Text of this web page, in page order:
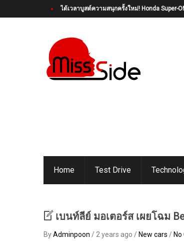
ได้เวลาบูสต์ความสนุกครั้งใหม่! Honda Super-
Home Test Drive
เบนท์ลีย์ มอเตอร์ส เผยโฉม
ByAdminpoon / 2 years ago / New cars /